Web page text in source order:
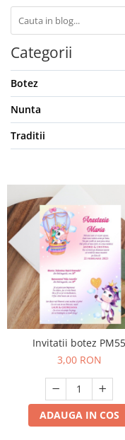
Categorii
Botez
Nunta
Traditii
Invitatii botez PM55
3,00 RON
ADAUGA IN COS